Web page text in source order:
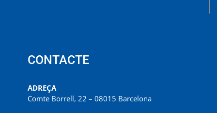
CONTACTE
ADREÇA
Comte Borrell, 22 – 08015 Barcelona